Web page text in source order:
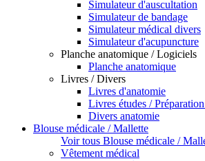
Simulateur d'auscultation
Simulateur de bandage
Simulateur médical divers
Simulateur d'acupuncture
Planche anatomique / Logiciels
Planche anatomique
Livres / Divers
Livres d'anatomie
Livres études /
Divers anatomie
Blouse médicale / Mallette
Voir tous Blouse médicale /
Vêtement médical